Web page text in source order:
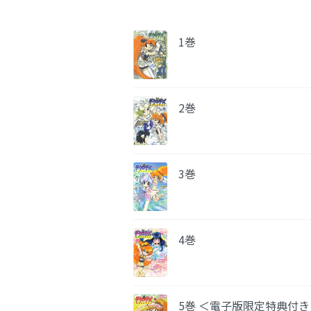
1巻
2巻
3巻
4巻
5巻 ＜電子版限定特典付き